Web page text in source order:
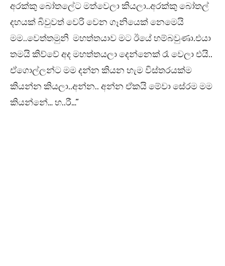
අරක්කු බෝතලේට මත්වෙලා කියලා..අරක්කු බෝතල්
දහයක් බිවුවත් වෙරි වෙන ගෑනියෙක් නෙමෙයි
මම..වෙත්තමුනි මහත්තයාව මට ඊයේ හම්බවුණා.එයා
තමයි කිව්වේ අද මහත්තයලා දෙන්නෙක් රෑ වෙලා එයි..
ඒගොල්ලන්ට මම දන්න කියන හැම විස්තරයක්ම
කියන්න කියලා..අන්න.. අන්න ඒකයි මේවා සේරම මම
කියන්නේ… හ..රී…”